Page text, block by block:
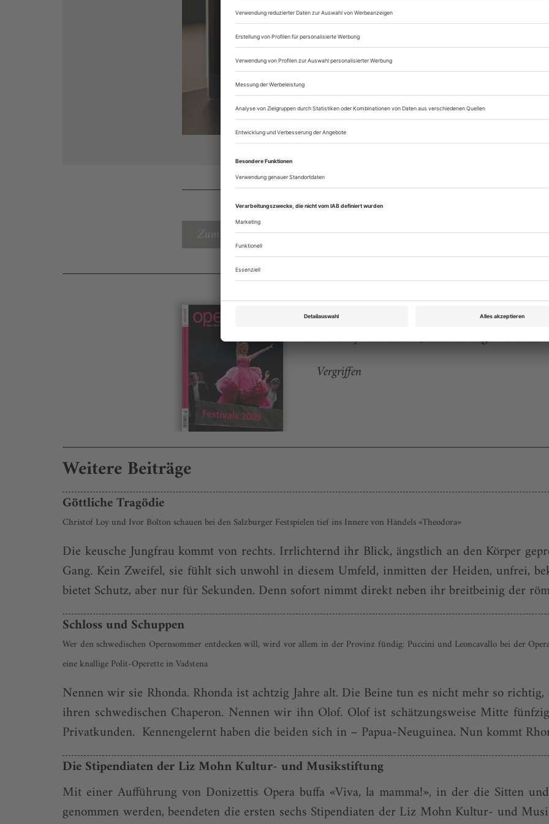
sofort nutzen
Digital-Abo testen
Zum Inhaltsverzeichnis
Opernwelt September/Oktober 2009
Rubrik: Magazin, Seite 91
von Wesley V Blomster,Übersetzung: Albrecht
Vergriffen
Weitere Beiträge
Göttliche Tragödie
Christof Loy und Ivor Bolton schauen bei den Salzburger Festspielen tief ins Innere von Händels «Theodora»
Die keusche Jungfrau kommt von rechts. Irrlichternd ihr Blick, ängstlich an den Körper
Gang. Kein Zweifel, sie fühlt sich unwohl in diesem Umfeld, inmitten der Heiden, unfrei,
bietet Schutz, aber nur für Sekunden. Denn sofort nimmt direkt neben ihr breitbeinig der
Schloss und Schuppen
Wer den schwedischen Opernsommer entdecken will, wird vor allem in der Provinz fündig: Puccini und Leoncavallo bei der
eine knallige Polit-Operette in Vadstena
Nennen wir sie Rhonda. Rhonda ist achtzig Jahre alt. Die Beine tun es nicht mehr so
ihren schwedischen Chaperon. Nennen wir ihn Olof. Olof ist schätzungsweise Mitte
Privatkunden. Kennengelernt haben die beiden sich in – Papua-Neuguinea. Nun kommt
Die Stipendiaten der Liz Mohn Kultur- und Musikstiftung
Mit einer Aufführung von Donizettis Opera buffa «Viva, la mamma!», in der die Sitten
genommen werden, beendeten die ersten sechs Stipendiaten der Liz Mohn Kultur- und